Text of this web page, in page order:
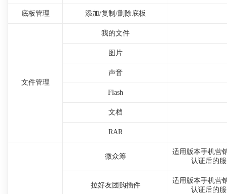
底板管理 添加/复制/删除底板
文件管理
我的文件
图片
声音
Flash
文档
RAR
微众筹
适用版本手机营
认证后的
拉好友团购插件
适用版本手机营
认证后的